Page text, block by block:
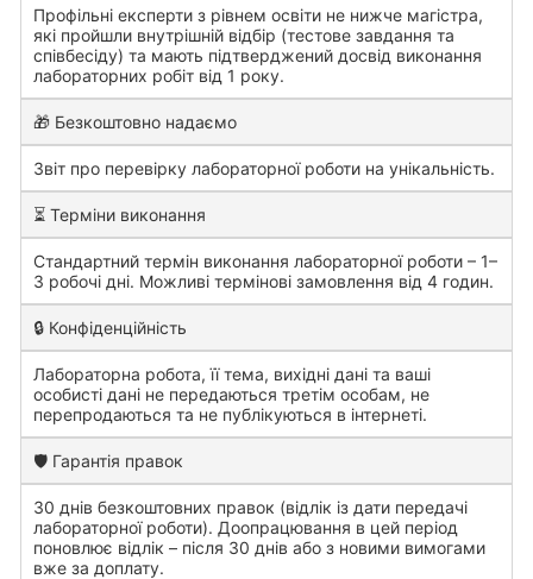
Профільні експерти з рівнем освіти не нижче магістра,
які пройшли внутрішній відбір (тестове завдання та
співбесіду) та мають підтверджений досвід виконання
лабораторних робіт від 1 року.
🎁 Безкоштовно надаємо
Звіт про перевірку лабораторної роботи на унікальність.
⏳ Терміни виконання
Стандартний термін виконання лабораторної роботи – 1–
3 робочі дні. Можливі термінові замовлення від 4 годин.
🔒 Конфіденційність
Лабораторна робота, її тема, вихідні дані та ваші
особисті дані не передаються третім особам, не
перепродаються та не публікуються в інтернеті.
🛡️ Гарантія правок
30 днів безкоштовних правок (відлік із дати передачі
лабораторної роботи). Доопрацювання в цей період
поновлює відлік – після 30 днів або з новими вимогами
вже за доплату.